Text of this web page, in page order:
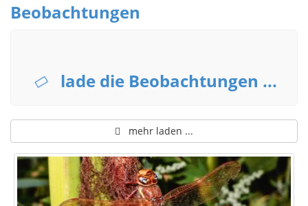
Beobachtungen
lade die Beobachtungen ...
mehr laden ...